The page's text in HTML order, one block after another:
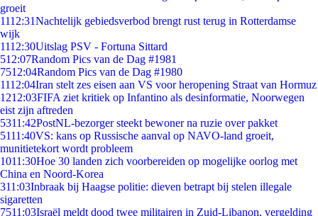
groeit
1112:31Nachtelijk gebiedsverbod brengt rust terug in Rotterdamse
wijk
1112:30Uitslag PSV - Fortuna Sittard
512:07Random Pics van de Dag #1981
7512:04Random Pics van de Dag #1980
1112:04Iran stelt zes eisen aan VS voor heropening Straat van Hormuz
1212:03FIFA ziet kritiek op Infantino als desinformatie, Noorwegen
eist zijn aftreden
5311:42PostNL-bezorger steekt bewoner na ruzie over pakket
5111:40VS: kans op Russische aanval op NAVO-land groeit,
munitietekort wordt probleem
1011:30Hoe 30 landen zich voorbereiden op mogelijke oorlog met
China en Noord-Korea
311:03Inbraak bij Haagse politie: dieven betrapt bij stelen illegale
sigaretten
7511:03Israël meldt dood twee militairen in Zuid-Libanon, vergelding